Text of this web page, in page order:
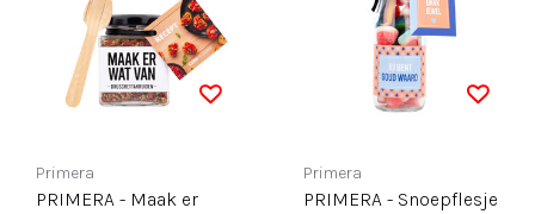
Primera
PRIMERA - Maak er
Primera
PRIMERA - Snoepflesje